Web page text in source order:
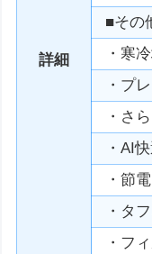
詳細
■その
・寒
・プ
・さ
・AI
・節
・タ
・フ